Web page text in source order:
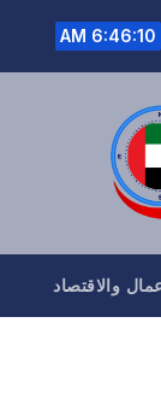
6:46:11 AM
والاقتصاد